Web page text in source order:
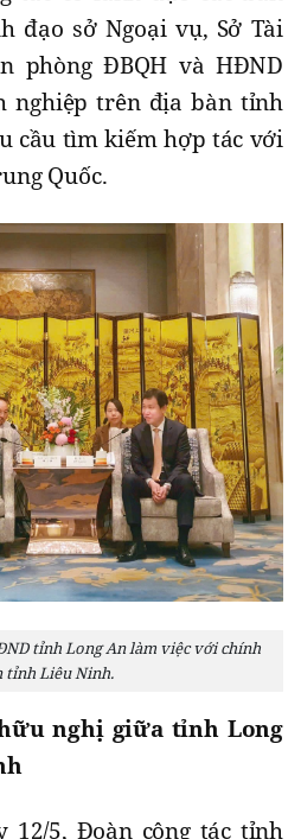
đạo sở Ngoại vụ, Sở Tài
phòng ĐBQH và HĐND
nghiệp trên địa bàn tỉnh
cầu tìm kiếm hợp tác với
Quốc.
tỉnh Long An làm việc với chính
tỉnh Liêu Ninh.
nghị giữa tỉnh Long
12/5, Đoàn công tác tỉnh